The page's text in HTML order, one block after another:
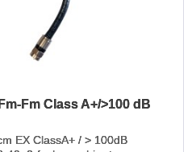
Fm Class A+/>100 dB
EX ClassA+ / > 100dB